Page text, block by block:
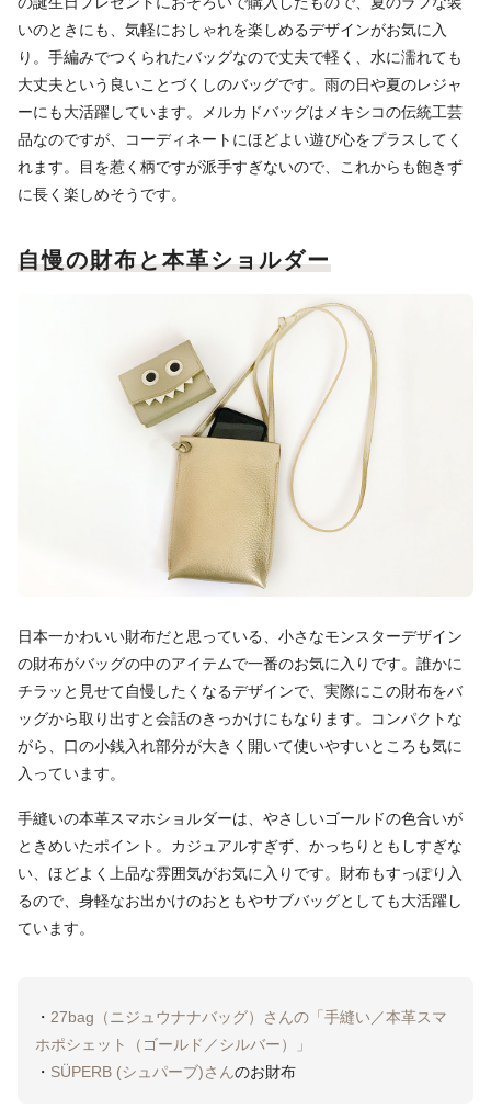
いのときにも、気軽におしゃれを楽しめるデザインがお気に入
り。手編みでつくられたバッグなので丈夫で軽く、水に濡れても
大丈夫という良いことづくしのバッグです。雨の日や夏のレジャ
ーにも大活躍しています。メルカドバッグはメキシコの伝統工芸
品なのですが、コーディネートにほどよい遊び心をプラスしてく
れます。目を惹く柄ですが派手すぎないので、これからも飽きず
に長く楽しめそうです。
自慢の財布と本革ショルダー
日本一かわいい財布だと思っている、小さなモンスターデザイン
の財布がバッグの中のアイテムで一番のお気に入りです。誰かに
チラッと見せて自慢したくなるデザインで、実際にこの財布をバ
ッグから取り出すと会話のきっかけにもなります。コンパクトな
がら、口の小銭入れ部分が大きく開いて使いやすいところも気に
入っています。
手縫いの本革スマホショルダーは、やさしいゴールドの色合いが
ときめいたポイント。カジュアルすぎず、かっちりともしすぎな
い、ほどよく上品な雰囲気がお気に入りです。財布もすっぽり入
るので、身軽なお出かけのおともやサブバッグとしても大活躍し
ています。
・ 27bag（ニジュウナナバッグ）さんの「手縫い／本革スマ
ホポシェット（ゴールド／シルバー）」
・ SÜPERB (シュパーブ)さんのお財布